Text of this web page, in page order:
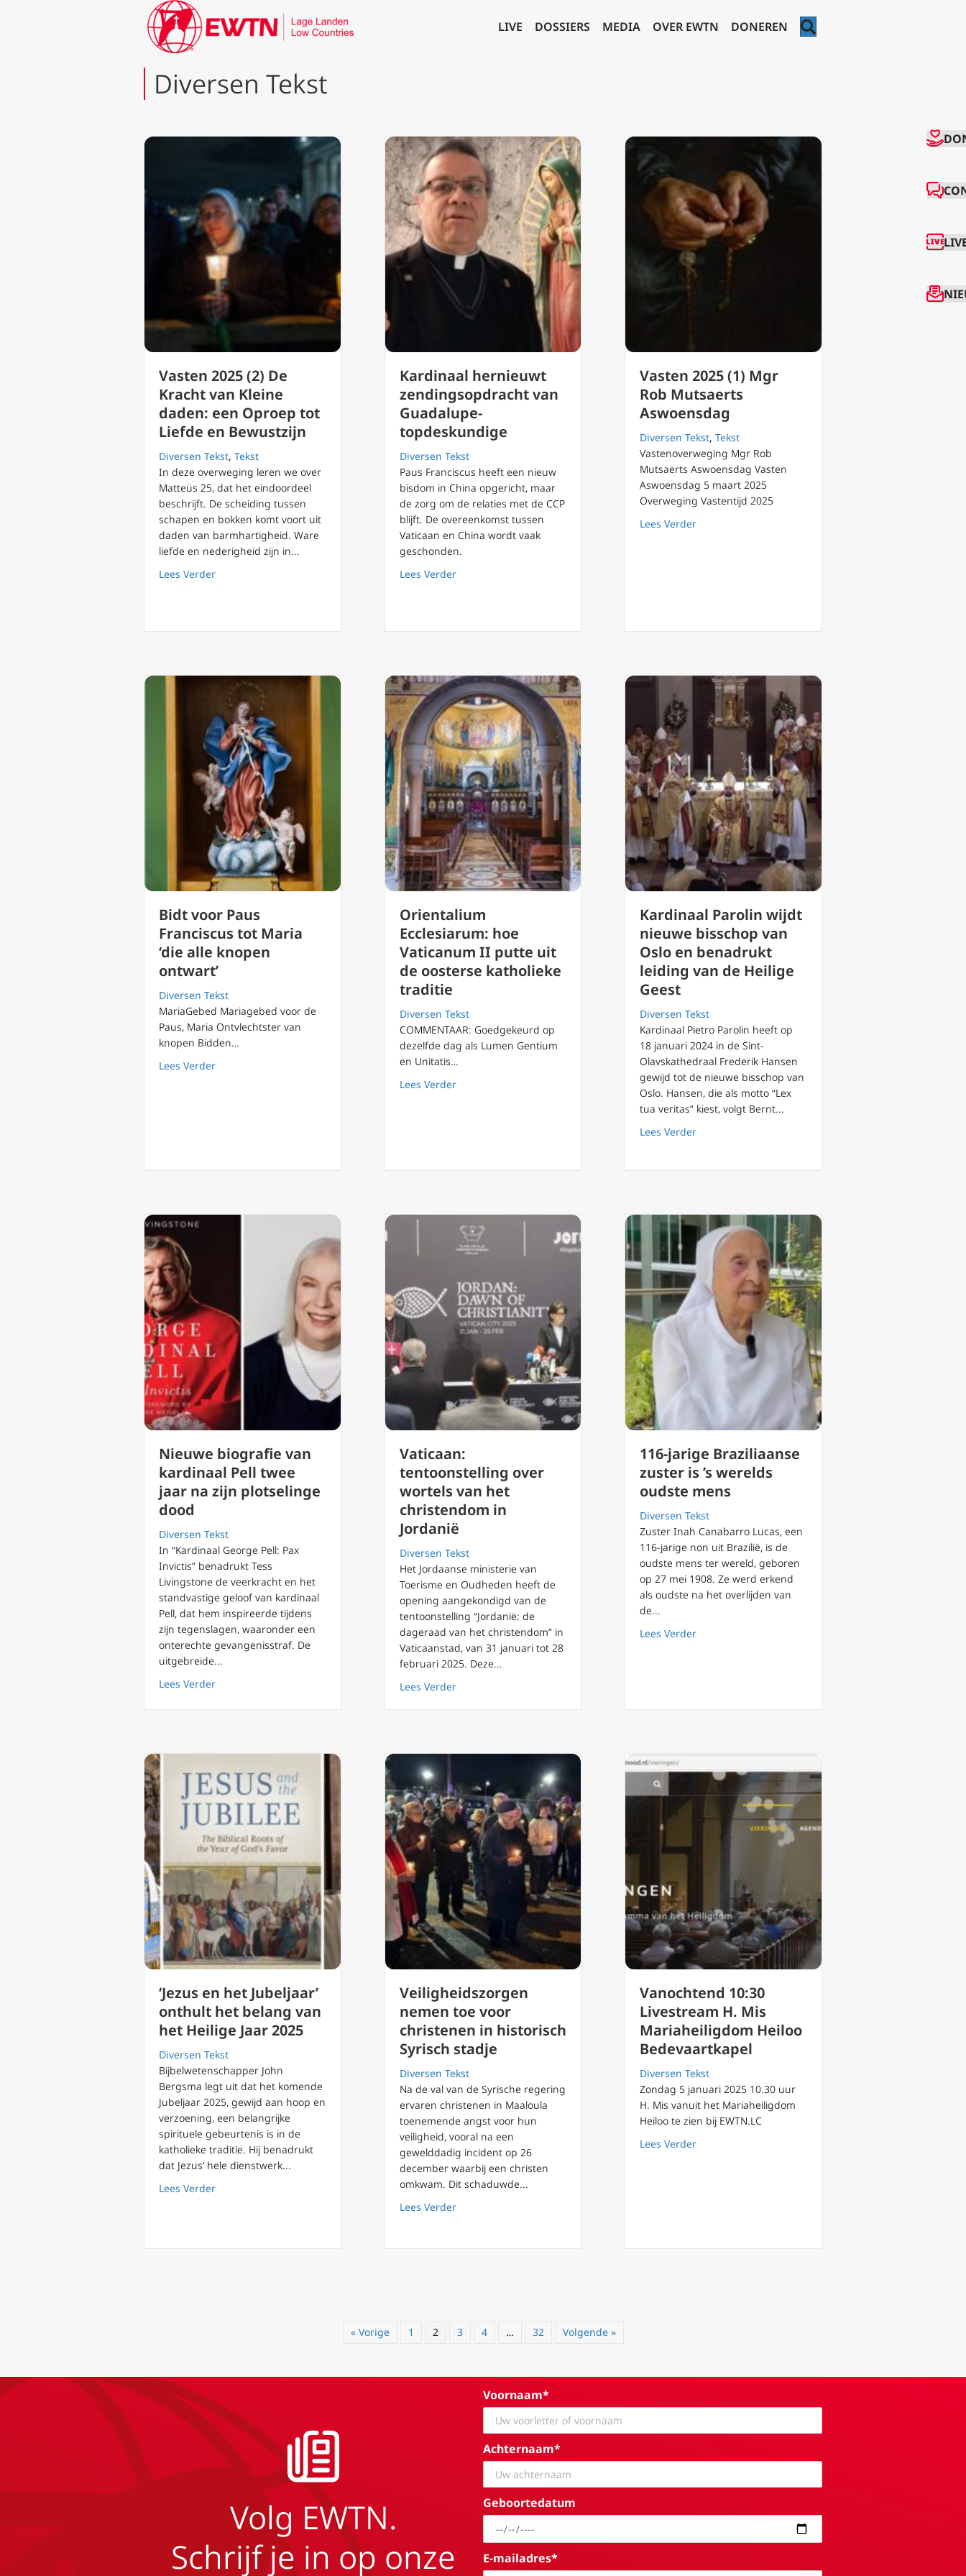
LIVE DOSSIERS MEDIA OVER EWTN DONEREN
Diversen Tekst
Vasten 2025 (2) De
Kracht van Kleine
daden: een Oproep tot
Liefde en Bewustzijn
Diversen Tekst, Tekst
In deze overweging leren we over
Matteüs 25, dat het eindoordeel
beschrijft. De scheiding tussen
schapen en bokken komt voort uit
daden van barmhartigheid. Ware
liefde en nederigheid zijn in...
Lees Verderabout Vasten 2025 (2) De Kracht van Kleine daden: een Oproep tot Liefde en Bewustzijn
Kardinaal hernieuwt
zendingsopdracht van
Guadalupe-
topdeskundige
Diversen Tekst
Paus Franciscus heeft een nieuw
bisdom in China opgericht, maar
de zorg om de relaties met de CCP
blijft. De overeenkomst tussen
Vaticaan en China wordt vaak
geschonden.
Lees Verderabout Kardinaal hernieuwt zendingsopdracht van Guadalupe-topdeskundige
Vasten 2025 (1) Mgr
Rob Mutsaerts
Aswoensdag
Diversen Tekst,Tekst
Vastenoverweging Mgr Rob
Mutsaerts Aswoensdag Vasten
Aswoensdag 5 maart 2025
Overweging Vastentijd 2025
Lees Verderabout Vasten 2025 (1) Mgr Rob Mutsaerts Aswoensdag
Bidt voor Paus
Franciscus tot Maria
‘die alle knopen
ontwart’
Diversen Tekst
MariaGebed Mariagebed voor de
Paus, Maria Ontvlechtster van
knopen Bidden…
Lees Verderabout Bidt voor Paus Franciscus tot Maria ‘die alle knopen ontwart’
Orientalium
Ecclesiarum: hoe
Vaticanum II putte uit
de oosterse katholieke
traditie
Diversen Tekst
COMMENTAAR: Goedgekeurd op
dezelfde dag als Lumen Gentium
en Unitatis…
Lees Verderabout Orientalium Ecclesiarum: hoe Vaticanum II putte uit de oosterse katholieke traditie
Kardinaal Parolin wijdt
nieuwe bisschop van
Oslo en benadrukt
leiding van de Heilige
Geest
Diversen Tekst
Kardinaal Pietro Parolin heeft op
18 januari 2024 in de Sint-
Olavskathedraal Frederik Hansen
gewijd tot de nieuwe bisschop van
Oslo. Hansen, die als motto “Lex
tua veritas” kiest, volgt Bernt...
Lees Verderabout Kardinaal Parolin wijdt nieuwe bisschop van
Nieuwe biografie van
kardinaal Pell twee
jaar na zijn plotselinge
dood
Diversen Tekst
In “Kardinaal George Pell: Pax
Invictis” benadrukt Tess
Livingstone de veerkracht en het
standvastige geloof van kardinaal
Pell, dat hem inspireerde tijdens
zijn tegenslagen, waaronder een
onterechte gevangenisstraf. De
uitgebreide...
Lees Verderabout Nieuwe biografie van kardinaal Pell twee jaar na zijn plotselinge dood
Vaticaan:
tentoonstelling over
wortels van het
christendom in
Jordanië
Diversen Tekst
Het Jordaanse ministerie van
Toerisme en Oudheden heeft de
opening aangekondigd van de
tentoonstelling “Jordanië: de
dageraad van het christendom” in
Vaticaanstad, van 31 januari tot 28
februari 2025. Deze...
Lees Verderabout Vaticaan: tentoonstelling over wortels van het christendom in Jordanië
116-jarige Braziliaanse
zuster is ’s werelds
oudste mens
Diversen Tekst
Zuster Inah Canabarro Lucas, een
116-jarige non uit Brazilië, is de
oudste mens ter wereld, geboren
op 27 mei 1908. Ze werd erkend
als oudste na het overlijden van
de...
Lees Verderabout 116-jarige Braziliaanse zuster is ’s werelds
‘Jezus en het Jubeljaar’
onthult het belang van
het Heilige Jaar 2025
Diversen Tekst
Bijbelwetenschapper John
Bergsma legt uit dat het komende
Jubeljaar 2025, gewijd aan hoop en
verzoening, een belangrijke
spirituele gebeurtenis is in de
katholieke traditie. Hij benadrukt
dat Jezus’ hele dienstwerk...
Lees Verderabout ‘Jezus en het Jubeljaar’ onthult het belang van het Heilige Jaar 2025
Veiligheidszorgen
nemen toe voor
christenen in historisch
Syrisch stadje
Diversen Tekst
Na de val van de Syrische regering
ervaren christenen in Maaloula
toenemende angst voor hun
veiligheid, vooral na een
gewelddadig incident op 26
december waarbij een christen
omkwam. Dit schaduwde...
Lees Verderabout Veiligheidszorgen nemen toe voor christenen in historisch Syrisch stadje
Vanochtend 10:30
Livestream H. Mis
Mariaheiligdom Heiloo
Bedevaartkapel
Diversen Tekst
Zondag 5 januari 2025 10.30 uur
H. Mis vanuit het Mariaheiligdom
Heiloo te zien bij EWTN.LC
Lees Verderabout Vanochtend 10:30 Livestream H. Mis
« Vorige 1 2 3 4 … 32 Volgende »
Volg EWTN.
Schrijf je in op onze
Voornaam*
Achternaam*
Geboortedatum
E-mailadres*